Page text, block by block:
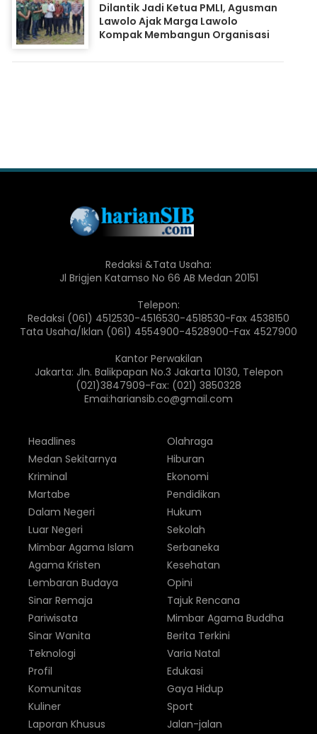
Dilantik Jadi Ketua PMLI, Agusman
Lawolo Ajak Marga Lawolo
Kompak Membangun Organisasi
Redaksi &Tata Usaha:
Jl Brigjen Katamso No 66 AB Medan 20151
Telepon:
Redaksi (061) 4512530-4516530-4518530-Fax 4538150
Tata Usaha/Iklan (061) 4554900-4528900-Fax 4527900
Kantor Perwakilan
Jakarta: Jln. Balikpapan No.3 Jakarta 10130, Telepon
(021)3847909-Fax: (021) 3850328
Emai:hariansib.co@gmail.com
Headlines
Medan Sekitarnya
Kriminal
Martabe
Dalam Negeri
Luar Negeri
Olahraga
Hiburan
Ekonomi
Pendidikan
Hukum
Sekolah
Mimbar Agama Islam
Agama Kristen
Lembaran Budaya
Sinar Remaja
Pariwisata
Sinar Wanita
Serbaneka
Kesehatan
Opini
Tajuk Rencana
Mimbar Agama Buddha
Berita Terkini
Teknologi
Profil
Komunitas
Kuliner
Laporan Khusus
Varia Natal
Edukasi
Gaya Hidup
Sport
Jalan-jalan